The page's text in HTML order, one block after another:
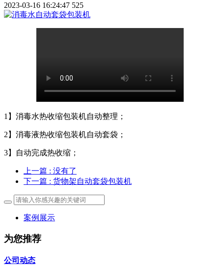
2023-03-16 16:24:47 525
1】消毒水热收缩包装机自动整理；
2】消毒液热收缩包装机自动套袋；
3】自动完成热收缩；
上一篇 : 没有了
下一篇 : 货物架自动套袋包装机
案例展示
为您推荐
公司动态